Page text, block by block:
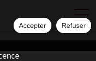
Accepter Refuser